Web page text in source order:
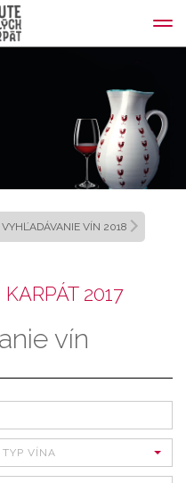
VYHĽADÁVANIE VÍN 2018
2017
vín
TYP VÍNA